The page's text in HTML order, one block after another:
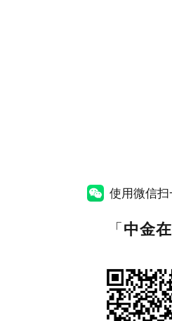
使用微信
「中金